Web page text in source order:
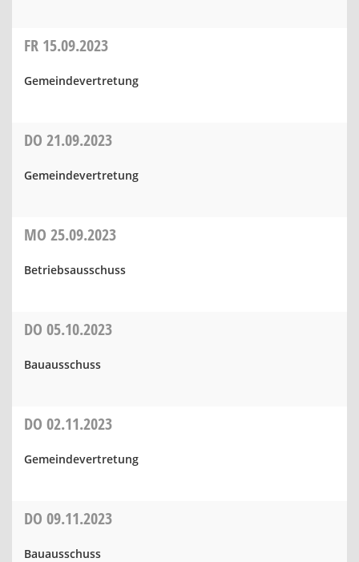
FR 15.09.2023
Gemeindevertretung
DO 21.09.2023
Gemeindevertretung
MO 25.09.2023
Betriebsausschuss
DO 05.10.2023
Bauausschuss
DO 02.11.2023
Gemeindevertretung
DO 09.11.2023
Bauausschuss